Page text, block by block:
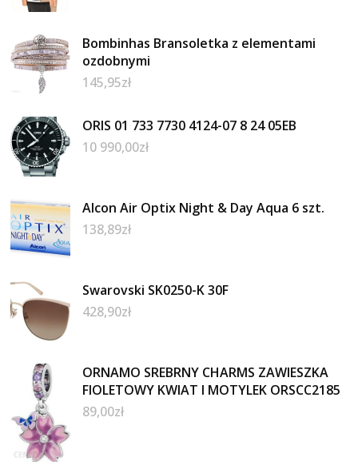
Bombinhas Bransoletka z elementami
ozdobnymi
145,95zł
ORIS 01 733 7730 4124-07 8 24 05EB
10 990,00zł
Alcon Air Optix Night & Day Aqua 6 szt.
138,89zł
Swarovski SK0250-K 30F
428,90zł
ORNAMO SREBRNY CHARMS ZAWIESZKA
FIOLETOWY KWIAT I MOTYLEK ORSCC2185
89,00zł